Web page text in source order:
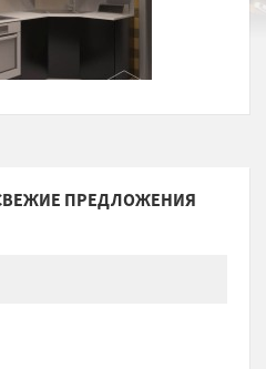
ПРЕДЛОЖЕНИЯ